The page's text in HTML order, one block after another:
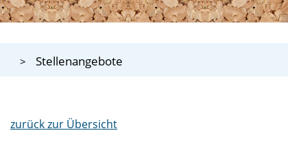
Stellenangebote
zurück zur Übersicht